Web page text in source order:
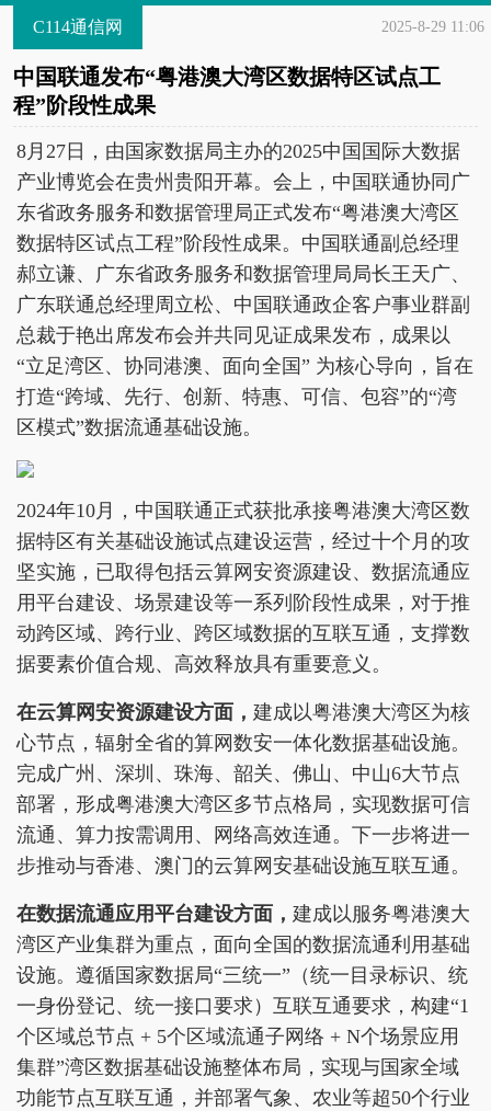
C114通信网 2025-8-29 11:06
中国联通发布“粤港澳大湾区数据特区试点工
程”阶段性成果
8月27日，由国家数据局主办的2025中国国际大数据
产业博览会在贵州贵阳开幕。会上，中国联通协同广
东省政务服务和数据管理局正式发布“粤港澳大湾区
数据特区试点工程”阶段性成果。中国联通副总经理
郝立谦、广东省政务服务和数据管理局局长王天广、
广东联通总经理周立松、中国联通政企客户事业群副
总裁于艳出席发布会并共同见证成果发布，成果以
“立足湾区、协同港澳、面向全国” 为核心导向，旨在
打造“跨域、先行、创新、特惠、可信、包容”的“湾
区模式”数据流通基础设施。
2024年10月，中国联通正式获批承接粤港澳大湾区数
据特区有关基础设施试点建设运营，经过十个月的攻
坚实施，已取得包括云算网安资源建设、数据流通应
用平台建设、场景建设等一系列阶段性成果，对于推
动跨区域、跨行业、跨区域数据的互联互通，支撑数
据要素价值合规、高效释放具有重要意义。
在云算网安资源建设方面， 建成以粤港澳大湾区为核
心节点，辐射全省的算网数安一体化数据基础设施。
完成广州、深圳、珠海、韶关、佛山、中山6大节点
部署，形成粤港澳大湾区多节点格局，实现数据可信
流通、算力按需调用、网络高效连通。下一步将进一
步推动与香港、澳门的云算网安基础设施互联互通。
在数据流通应用平台建设方面， 建成以服务粤港澳大
湾区产业集群为重点，面向全国的数据流通利用基础
设施。遵循国家数据局“三统一”（统一目录标识、统
一身份登记、统一接口要求）互联互通要求，构建“1
个区域总节点 + 5个区域流通子网络 + N个场景应用
集群”湾区数据基础设施整体布局，实现与国家全域
功能节点互联互通，并部署气象、农业等超50个行业